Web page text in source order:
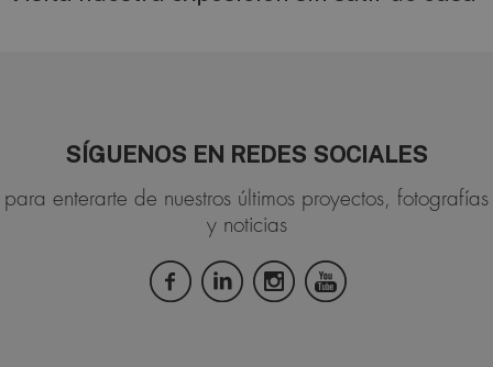
SÍGUENOS EN REDES SOCIALES
para enterarte de nuestros últimos proyectos, fotografías
y noticias